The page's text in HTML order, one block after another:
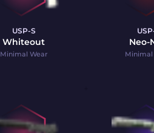
USP-S
Whiteout
Minimal Wear
Neo-
Minimal